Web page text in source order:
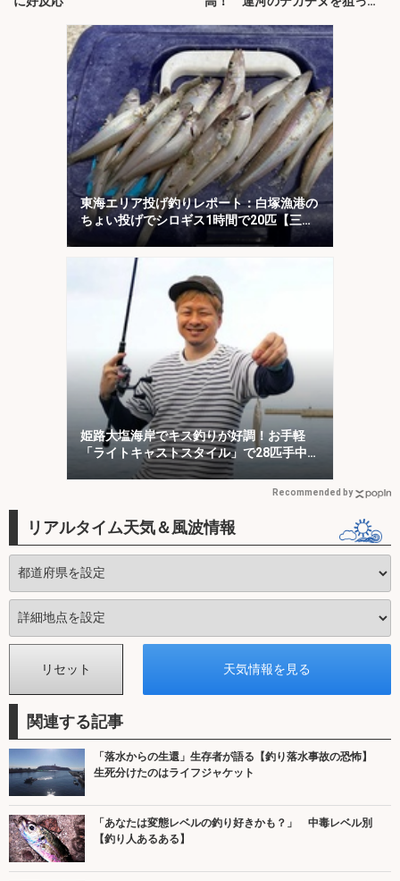
東海エリア投げ釣りレポート：白塚漁港の
ちょい投げでシロギス1時間で20匹【三
姫路大塩海岸でキス釣りが好調！お手軽
「ライトキャストスタイル」で28匹手中
Recommended by
リアルタイム天気＆風波情報
関連する記事
「落水からの生還」生存者が語る【釣り落水事故の恐怖】
生死分けたのはライフジャケット
「あなたは変態レベルの釣り好きかも？」 中毒レベル別
【釣り人あるある】